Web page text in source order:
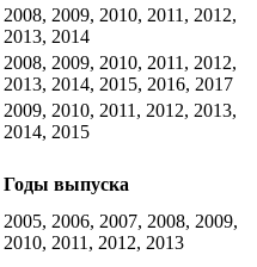
2008, 2009, 2010, 2011, 2012,
2013, 2014
2008, 2009, 2010, 2011, 2012,
2013, 2014, 2015, 2016, 2017
2009, 2010, 2011, 2012, 2013,
2014, 2015
Годы выпуска
2005, 2006, 2007, 2008, 2009,
2010, 2011, 2012, 2013